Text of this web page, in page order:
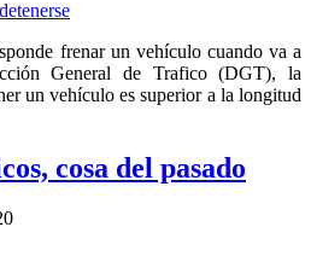
frenar un vehículo cuando va a
General de Trafico (DGT), la
un vehículo es superior a la longitud
cosa del pasado